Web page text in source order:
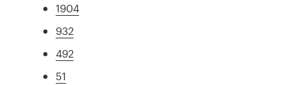
1904
932
492
51